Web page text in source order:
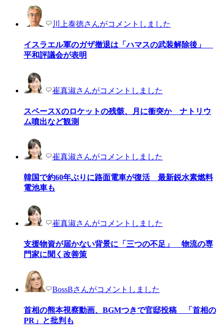
川上泰徳さんがコメントしました
イスラエル軍のガザ撤退は「ハマスの武装解除後」
平和評議会が表明
崔真淑さんがコメントしました
スペースXのロケットの残骸、月に衝突か ナトリウ
ム噴出など観測
崔真淑さんがコメントしました
韓国で約60年ぶりに路面電車が復活 最新鋭水素燃料
電池車も
崔真淑さんがコメントしました
支援物資が届かない背景に「三つの不足」 物流の専
門家に聞く改善策
BossBさんがコメントしました
首相の熊本視察動画、BGMつきで官邸投稿 「首相の
PR」と批判も